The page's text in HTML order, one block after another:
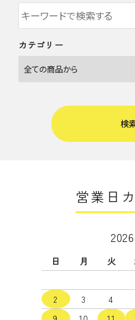
カテゴリー
検
カテゴリー
営業日
日 月 火
2
3 4